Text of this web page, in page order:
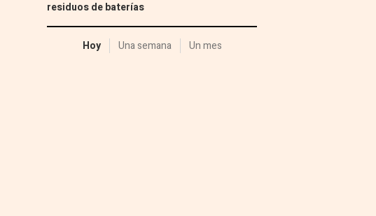
residuos de baterías
Hoy Una semana Un mes